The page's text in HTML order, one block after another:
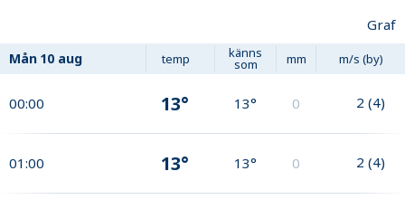
Graf
Mån 10 aug temp känns
som mm m/s (by)
00:00 13° 13° 0 2 (4)
01:00 13° 13° 0 2 (4)